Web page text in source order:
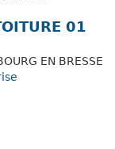
01
EN BRESSE